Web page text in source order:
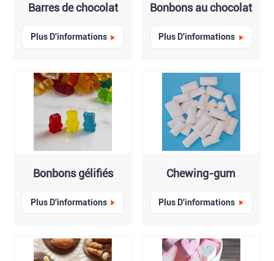
Barres de chocolat
Plus D'informations
Bonbons au chocolat
Plus D'informations
Bonbons gélifiés
Plus D'informations
Chewing-gum
Plus D'informations